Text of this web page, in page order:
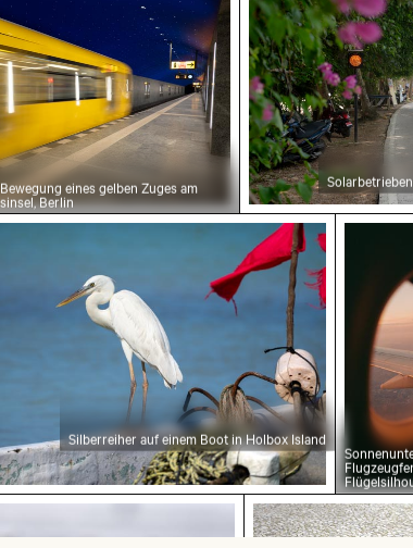
eines gelben Zuges am
Berlin
auf einem Boot in Holbox Island
Silberreiher auf einem Boot in Holbox Island
Gras in Winterlandschaft
Modischer